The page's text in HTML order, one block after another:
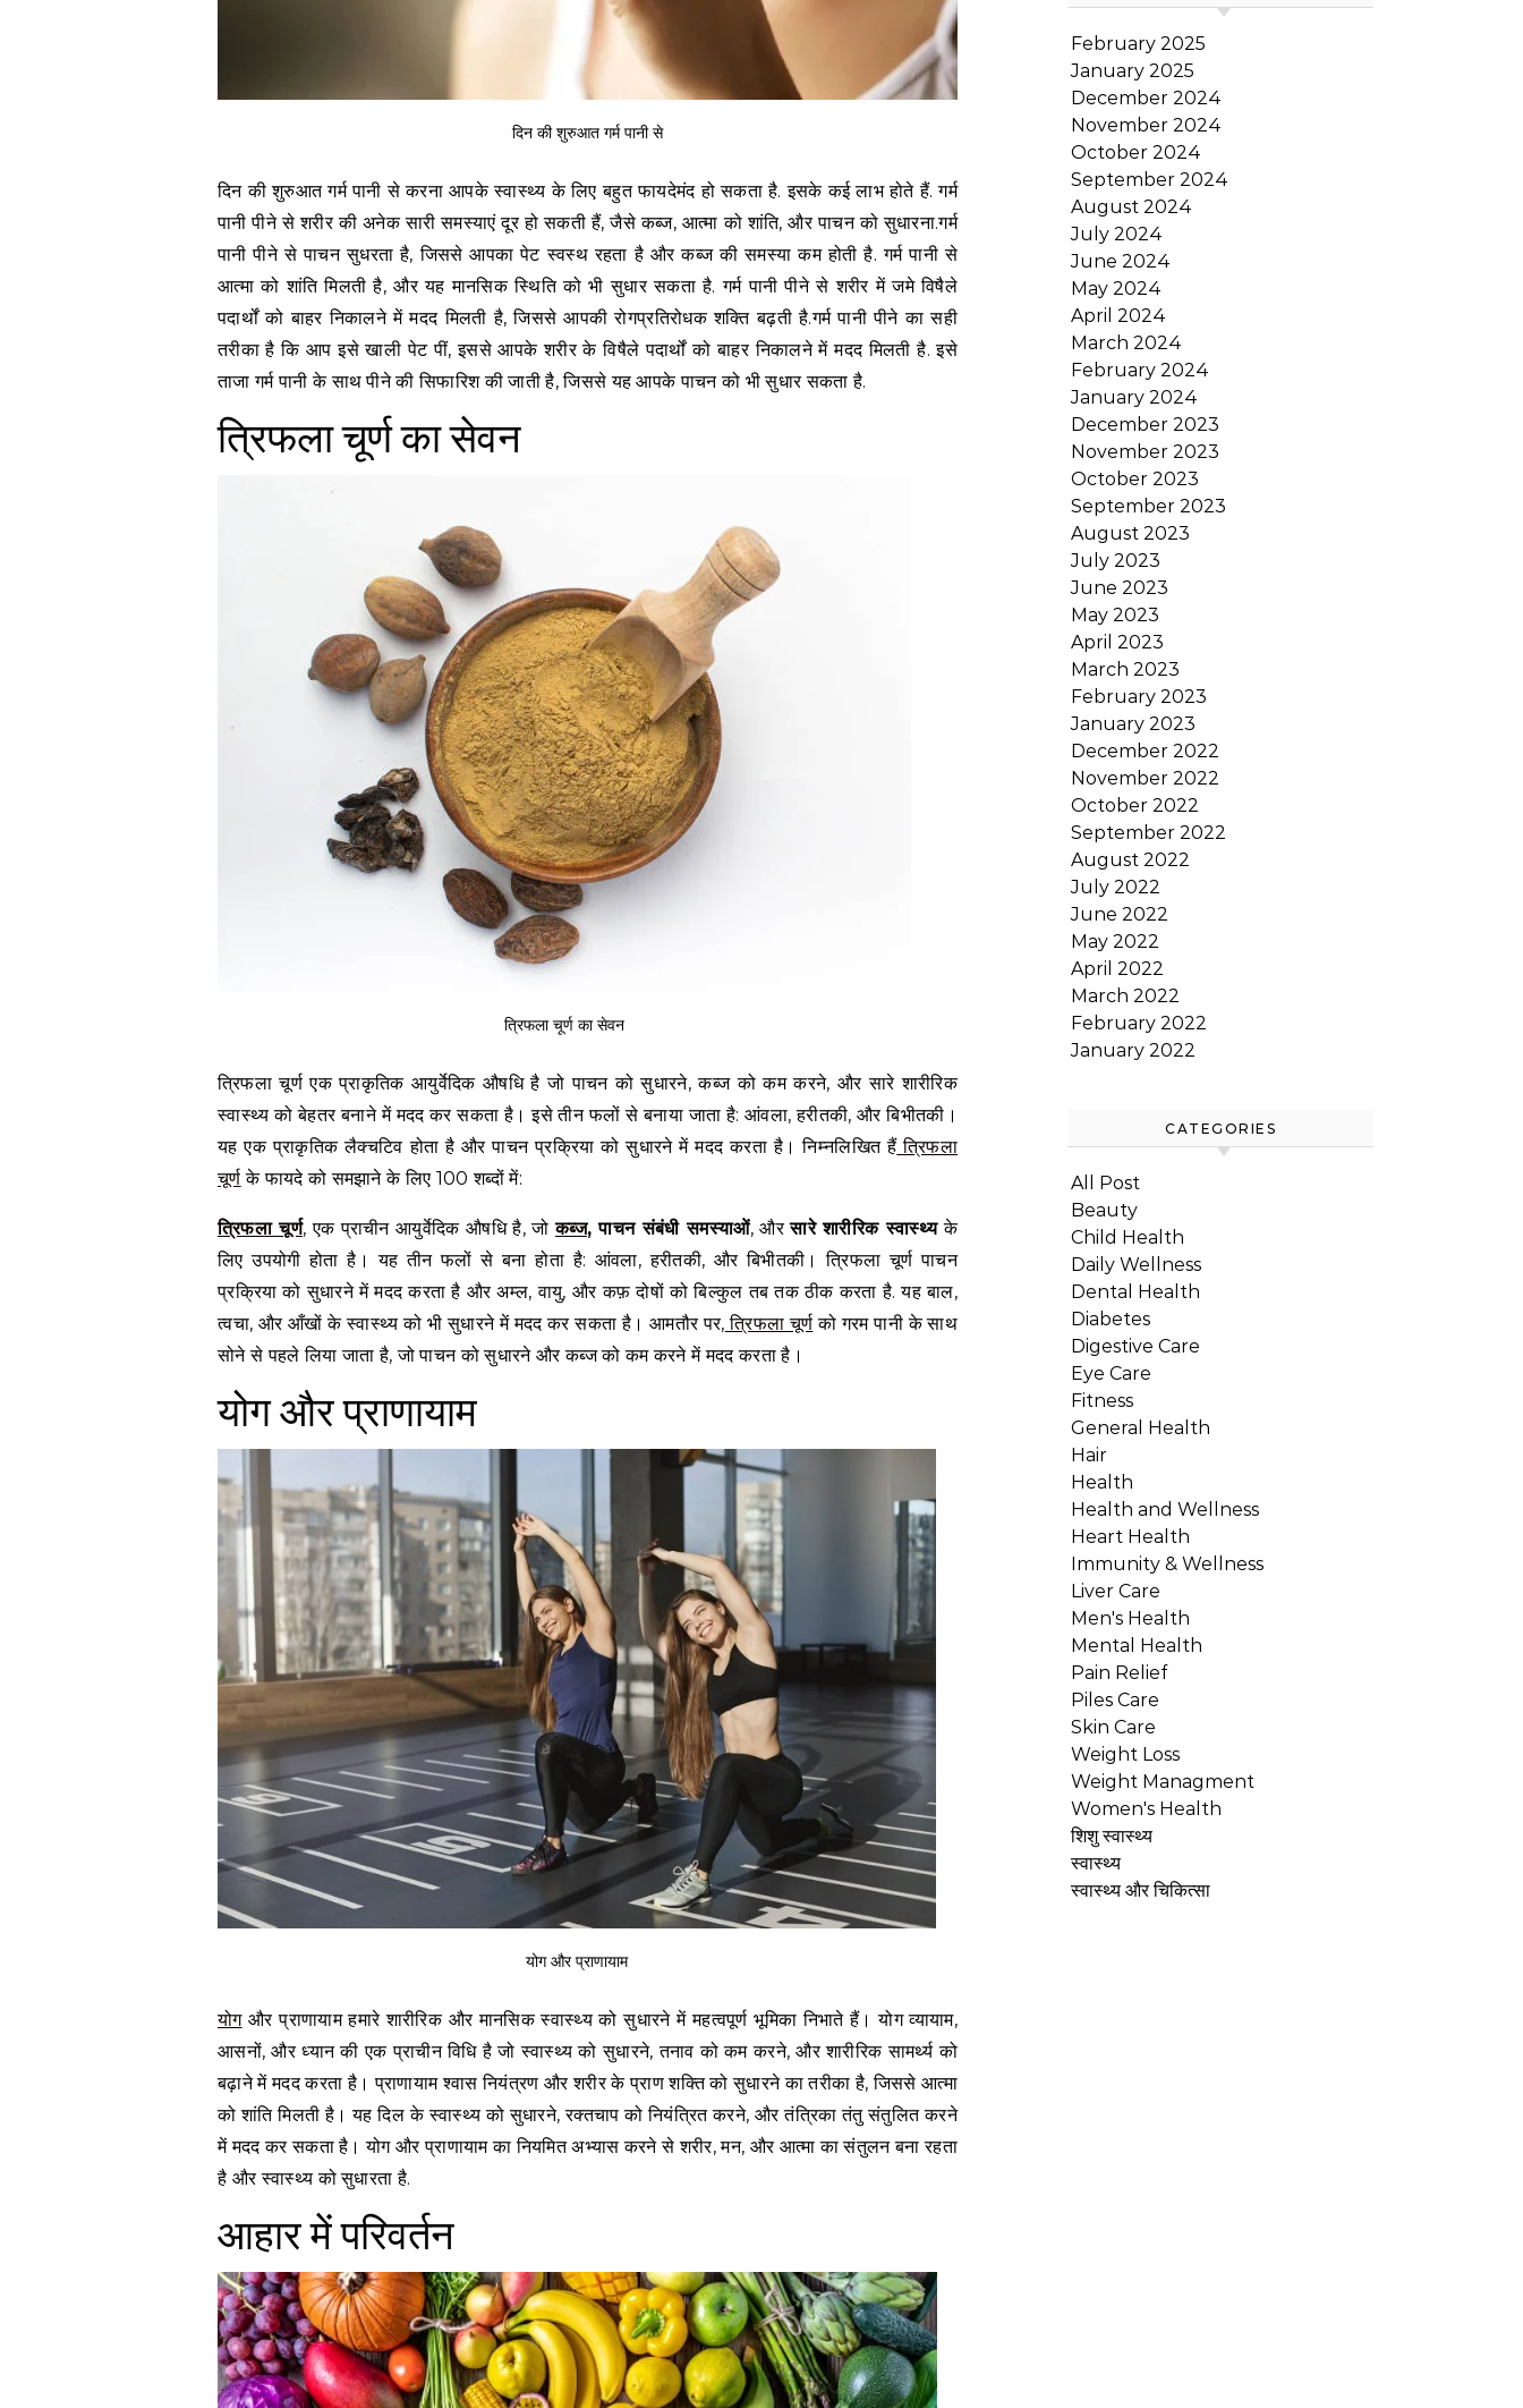
दिन की शुरुआत गर्म पानी से
दिन की शुरुआत गर्म पानी से करना आपके स्वास्थ्य के लिए बहुत फायदेमंद हो सकता है. इसके कई लाभ होते हैं. गर्म
पानी पीने से शरीर की अनेक सारी समस्याएं दूर हो सकती हैं, जैसे कब्ज, आत्मा को शांति, और पाचन को सुधारना.गर्म
पानी पीने से पाचन सुधरता है, जिससे आपका पेट स्वस्थ रहता है और कब्ज की समस्या कम होती है. गर्म पानी से
आत्मा को शांति मिलती है, और यह मानसिक स्थिति को भी सुधार सकता है. गर्म पानी पीने से शरीर में जमे विषैले
पदार्थों को बाहर निकालने में मदद मिलती है, जिससे आपकी रोगप्रतिरोधक शक्ति बढ़ती है.गर्म पानी पीने का सही
तरीका है कि आप इसे खाली पेट पीं, इससे आपके शरीर के विषैले पदार्थों को बाहर निकालने में मदद मिलती है. इसे
ताजा गर्म पानी के साथ पीने की सिफारिश की जाती है, जिससे यह आपके पाचन को भी सुधार सकता है.
त्रिफला चूर्ण का सेवन
त्रिफला चूर्ण का सेवन
त्रिफला चूर्ण एक प्राकृतिक आयुर्वेदिक औषधि है जो पाचन को सुधारने, कब्ज को कम करने, और सारे शारीरिक
स्वास्थ्य को बेहतर बनाने में मदद कर सकता है। इसे तीन फलों से बनाया जाता है: आंवला, हरीतकी, और बिभीतकी।
यह एक प्राकृतिक लैक्चटिव होता है और पाचन प्रक्रिया को सुधारने में मदद करता है। निम्नलिखित हैं त्रिफला
चूर्ण के फायदे को समझाने के लिए 100 शब्दों में:
त्रिफला चूर्ण, एक प्राचीन आयुर्वेदिक औषधि है, जोकब्ज, पाचन संबंधी समस्याओं, औरसारे शारीरिक स्वास्थ्यके
लिए उपयोगी होता है। यह तीन फलों से बना होता है: आंवला, हरीतकी, और बिभीतकी। त्रिफला चूर्ण पाचन
प्रक्रिया को सुधारने में मदद करता है और अम्ल, वायु, और कफ़ दोषों को बिल्कुल तब तक ठीक करता है. यह बाल,
त्वचा, और आँखों के स्वास्थ्य को भी सुधारने में मदद कर सकता है। आमतौर पर, त्रिफला चूर्ण को गरम पानी के साथ
सोने से पहले लिया जाता है, जो पाचन को सुधारने और कब्ज को कम करने में मदद करता है।
योग और प्राणायाम
योग और प्राणायाम
योगऔर प्राणायाम हमारे शारीरिक और मानसिक स्वास्थ्य को सुधारने में महत्वपूर्ण भूमिका निभाते हैं। योग व्यायाम,
आसनों, और ध्यान की एक प्राचीन विधि है जो स्वास्थ्य को सुधारने, तनाव को कम करने, और शारीरिक सामर्थ्य को
बढ़ाने में मदद करता है। प्राणायाम श्वास नियंत्रण और शरीर के प्राण शक्ति को सुधारने का तरीका है, जिससे आत्मा
को शांति मिलती है। यह दिल के स्वास्थ्य को सुधारने, रक्तचाप को नियंत्रित करने, और तंत्रिका तंतु संतुलित करने
में मदद कर सकता है। योग और प्राणायाम का नियमित अभ्यास करने से शरीर, मन, और आत्मा का संतुलन बना रहता
है और स्वास्थ्य को सुधारता है.
आहार में परिवर्तन
February 2025
January 2025
December 2024
November 2024
October 2024
September 2024
August 2024
July 2024
June 2024
May 2024
April 2024
March 2024
February 2024
January 2024
December 2023
November 2023
October 2023
September 2023
August 2023
July 2023
June 2023
May 2023
April 2023
March 2023
February 2023
January 2023
December 2022
November 2022
October 2022
September 2022
August 2022
July 2022
June 2022
May 2022
April 2022
March 2022
February 2022
January 2022
CATEGORIES
All Post
Beauty
Child Health
Daily Wellness
Dental Health
Diabetes
Digestive Care
Eye Care
Fitness
General Health
Hair
Health
Health and Wellness
Heart Health
Immunity & Wellness
Liver Care
Men's Health
Mental Health
Pain Relief
Piles Care
Skin Care
Weight Loss
Weight Managment
Women's Health
शिशु स्वास्थ्य
स्वास्थ्य
स्वास्थ्य और चिकित्सा